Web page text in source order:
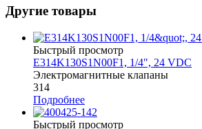
Другие товары
Быстрый просмотр
E314K130S1N00F1, 1/4", 24 VDC
Электромагнитные клапаны
314
Подробнее
Быстрый просмотр